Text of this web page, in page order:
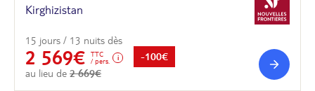
Kirghizistan
15 jours / 13 nuits dès
2 569€
TTC
/ pers.
au lieu de 2 669€
-100€